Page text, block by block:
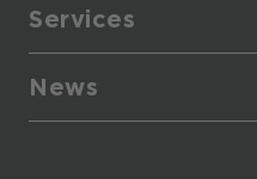
Enterprise
CANCOM Produkte
Services
Infrastructure as a service
News